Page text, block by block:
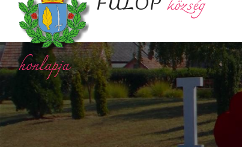
község
honlapja